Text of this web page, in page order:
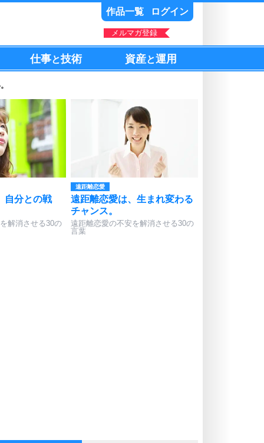
作品一覧 ログイン
メルマガ登録
仕事と技術 資産と運用
自分との戦
解消させる30の
遠距離恋愛
遠距離恋愛は、生まれ変わる
チャンス。
遠距離恋愛の不安を解消させる30の
言葉